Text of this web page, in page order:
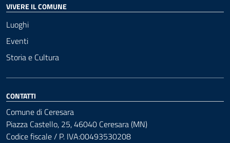
VIVERE IL COMUNE
Luoghi
Eventi
Storia e Cultura
CONTATTI
Comune di Ceresara
Piazza Castello, 25, 46040 Ceresara (MN)
Codice fiscale / P. IVA:00493530208